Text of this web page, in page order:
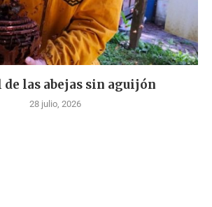
de las abejas sin aguijón
28 julio, 2026